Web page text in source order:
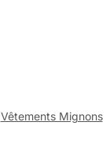
Vêtements Mignons